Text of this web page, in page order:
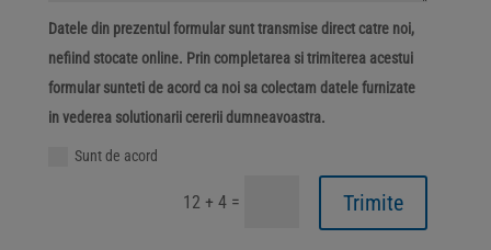
Datele din prezentul formular sunt transmise direct catre noi,
nefiind stocate online. Prin completarea si trimiterea acestui
formular sunteti de acord ca noi sa colectam datele furnizate
in vederea solutionarii cererii dumneavoastra.
Sunt de acord
12 + 4= Trimite